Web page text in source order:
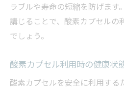
ラブルや寿命の短縮を防げます
講じることで、酸素カプセルの
でしょう。
酸素カプセル利用時の健康状
酸素カプセルを安全に利用する